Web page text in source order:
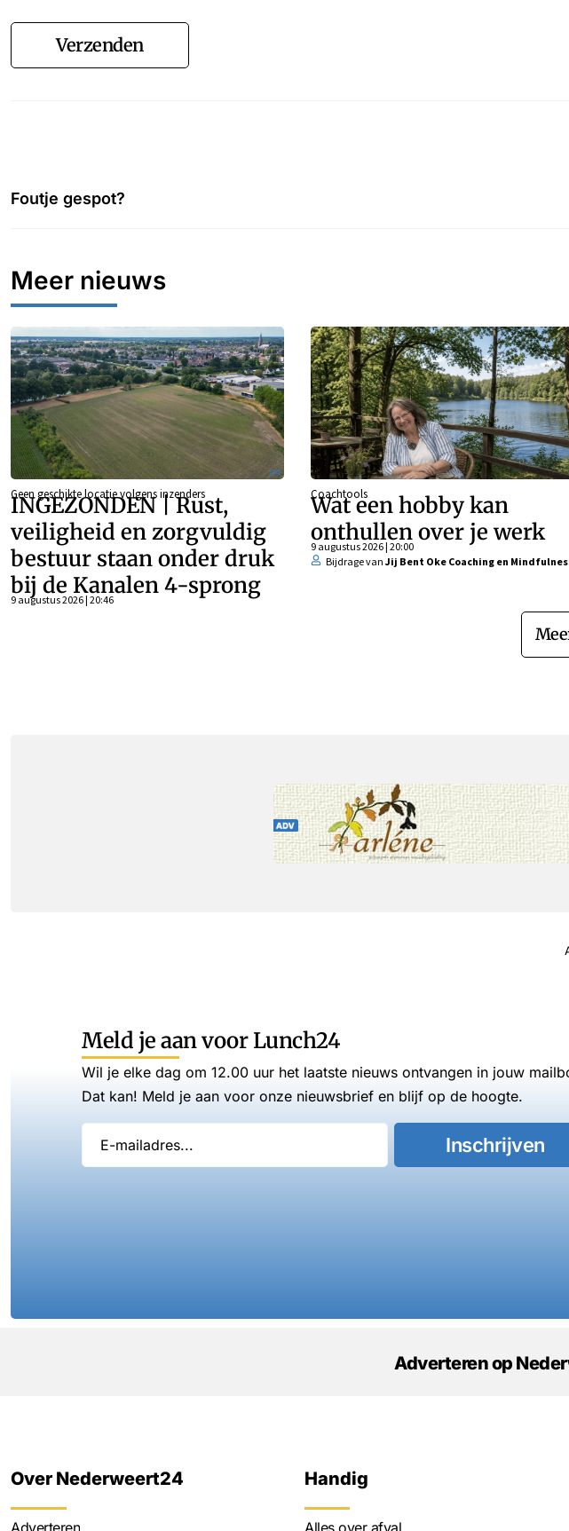
Verzenden
Foutje gespot?
Meer nieuws
Geen geschikte locatie volgens inzenders
INGEZONDEN | Rust,
veiligheid en zorgvuldig
bestuur staan onder druk
bij de Kanalen 4-sprong
9 augustus 2026 | 20:46
Coachtools
Wat een hobby kan
onthullen over je werk
9 augustus 2026 | 20:00
Bijdrage van Jij Bent Oke Coaching en
Meld je aan voor Lunch24
Wil je elke dag om 12.00 uur het laatste nieuws ontvangen in jouw
Dat kan! Meld je aan voor onze nieuwsbrief en blijf op de hoogte.
Inschrijven
Adverteren op
Over Nederweert24
Adverteren
Handig
Alles over afval